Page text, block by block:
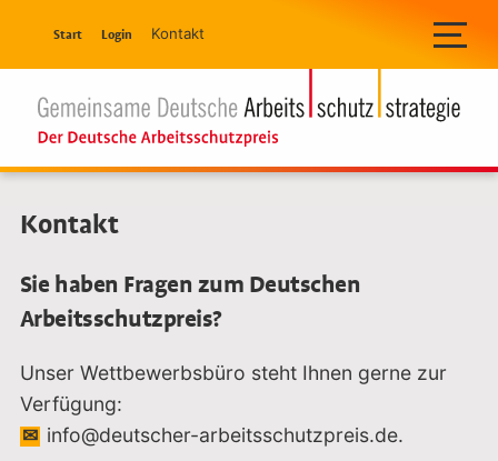
Navigation überspringen
Start Login Kontakt
Kontakt
Sie haben Fragen zum Deutschen
Arbeitsschutzpreis?
Unser Wettbewerbsbüro steht Ihnen gerne zur
Verfügung:
info@deutscher-arbeitsschutzpreis.de.